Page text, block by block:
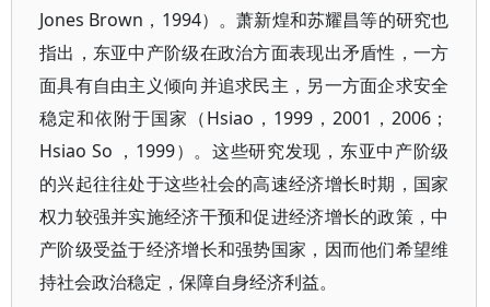
Jones Brown，1994）。萧新煌和苏耀昌等的研究也
指出，东亚中产阶级在政治方面表现出矛盾性，一方
面具有自由主义倾向并追求民主，另一方面企求安全
稳定和依附于国家（Hsiao，1999，2001，2006；
Hsiao So ，1999）。这些研究发现，东亚中产阶级
的兴起往往处于这些社会的高速经济增长时期，国家
权力较强并实施经济干预和促进经济增长的政策，中
产阶级受益于经济增长和强势国家，因而他们希望维
持社会政治稳定，保障自身经济利益。